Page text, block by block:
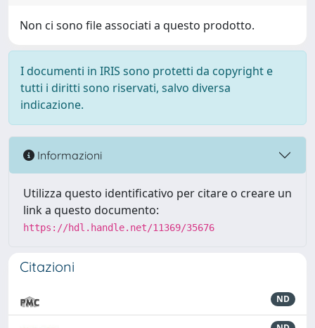
Non ci sono file associati a questo prodotto.
I documenti in IRIS sono protetti da copyright e
tutti i diritti sono riservati, salvo diversa
indicazione.
Informazioni
Utilizza questo identificativo per citare o creare un
link a questo documento:
https://hdl.handle.net/11369/35676
Citazioni
ND